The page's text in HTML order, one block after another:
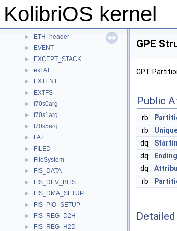
KolibriOS kernel
► e820entry
► ETH_header
► EVENT
► EXCEPT_STACK
► exFAT
► EXTENT
► EXTFS
► f70s0arg
► f70s1arg
► f70s5arg
► FAT
► FILED
► FileSystem
► FIS_DATA
► FIS_DEV_BITS
► FIS_DMA_SETUP
► FIS_PIO_SETUP
► FIS_REG_D2H
► FIS_REG_H2D
GPE
GPT
Public
rb
rb
dq
dq
dq
rb